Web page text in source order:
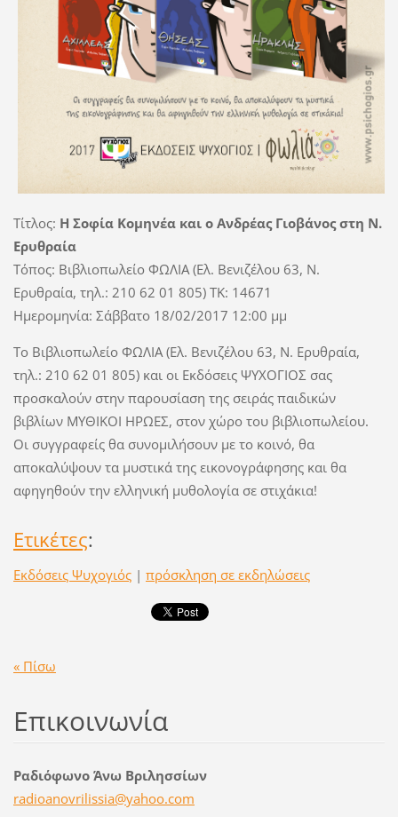
Τίτλος: Η Σοφία Κομηνέα και ο Ανδρέας Γιοβάνος στη Ν.
Ερυθραία
Τόπος: Βιβλιοπωλείο ΦΩΛΙΑ (Ελ. Βενιζέλου 63, Ν.
Ερυθραία, τηλ.: 210 62 01 805) TK: 14671
Ημερομηνία: Σάββατο 18/02/2017 12:00 μμ
Το Βιβλιοπωλείο ΦΩΛΙΑ (Ελ. Βενιζέλου 63, Ν. Ερυθραία,
τηλ.: 210 62 01 805) και οι Εκδόσεις ΨΥΧΟΓΙΟΣ σας
προσκαλούν στην παρουσίαση της σειράς παιδικών
βιβλίων ΜΥΘΙΚΟΙ ΗΡΩΕΣ, στον χώρο του βιβλιοπωλείου.
Οι συγγραφείς θα συνομιλήσουν με το κοινό, θα
αποκαλύψουν τα μυστικά της εικονογράφησης και θα
αφηγηθούν την ελληνική μυθολογία σε στιχάκια!
Ετικέτες:
Εκδόσεις Ψυχογιός | πρόσκληση σε εκδηλώσεις
« Πίσω
Επικοινωνία
Ραδιόφωνο Άνω Βριλησσίων
radioanovrilissia@yahoo.com